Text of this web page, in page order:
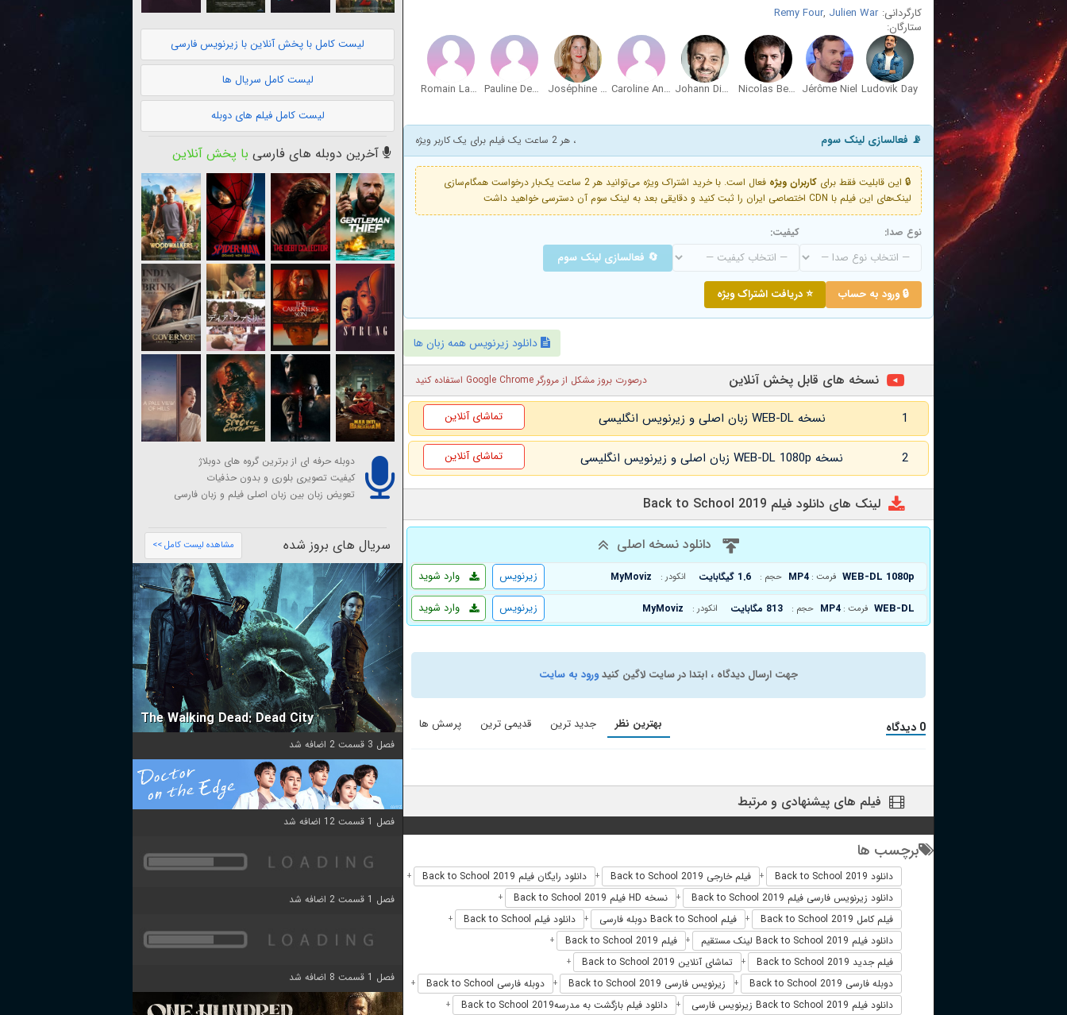
کارگردانی:
Remy Four, Julien War
ستارگان:
Ludovik Day
Jérôme Niel
Nicolas Berno
Johann Dionnet
Caroline Anglade
Joséphine Draï
Pauline Deshons
Romain Lancry
📡 فعالسازی لینک سوم ، هر 2 ساعت یک فیلم برای یک کاربر ویژه
🔒 این قابلیت فقط برای کاربران ویژه
فعال است. با خرید اشتراک ویژه می‌توانید هر 2 ساعت یک‌بار درخواست همگام‌سازی
لینک‌های این فیلم با CDN اختصاصی ایران را ثبت کنید و دقایقی بعد به لینک سوم آن دسترسی خواهید داشت
نوع صدا: کیفیت:
🔄 فعالسازی لینک سوم
🔒 ورود به حساب ⭐ دریافت اشتراک ویژه
دانلود زیرنویس همه زبان ها
نسخه های قابل پخش آنلاین درصورت بروز مشکل از مرورگر Google Chrome استفاده کنید
1 نسخه WEB-DL زبان اصلی و زیرنویس انگلیسی تماشای آنلاین
2 نسخه WEB-DL 1080p زبان اصلی و زیرنویس انگلیسی تماشای آنلاین
لینک های دانلود فیلم Back to School 2019
دانلود نسخه اصلی
WEB-DL 1080p فرمت : MP4 حجم : 1.6 گیگابایت انکودر : MyMoviz وارد شوید
زیرنویس
WEB-DL فرمت : MP4 حجم : 813 مگابایت انکودر : MyMoviz وارد شوید زیرنویس
جهت ارسال دیدگاه ، ابتدا در سایت لاگین کنیدورود به سایت
0 دیدگاه بهترین نظر جدید ترین قدیمی ترین پرسش ها
فیلم های پیشنهادی و مرتبط
برچسب ها
دانلود Back to School 2019 + فیلم خارجی Back to School 2019 + دانلود رایگان فیلم Back to School 2019 +
دانلود زیرنویس فارسی فیلم Back to School 2019 + نسخه HD فیلم Back to School 2019 +
فیلم کامل Back to School 2019 + فیلم Back to School دوبله فارسی + دانلود فیلم Back to School +
دانلود فیلم Back to School 2019 لینک مستقیم + فیلم Back to School 2019 +
فیلم جدید Back to School 2019 + تماشای آنلاین Back to School 2019 +
دوبله فارسی Back to School 2019 + زیرنویس فارسی Back to School 2019 + دوبله فارسی Back to School +
دانلود فیلم Back to School 2019 زیرنویس فارسی + دانلود فیلم بازگشت به مدرسهBack to School 2019 +
لیست کامل با پخش آنلاین با زیرنویس فارسی
لیست کامل سریال ها
لیست کامل فیلم های دوبله
آخرین دوبله های فارسی با پخش آنلاین
دوبله حرفه ای از برترین گروه های دوبلاژ
کیفیت تصویری بلوری و بدون حذفیات
تعویض زبان بین زبان اصلی فیلم و زبان فارسی
سریال های بروز شده مشاهده لیست کامل >>
The Walking Dead: Dead City
فصل 3 قسمت 2 اضافه شد
فصل 1 قسمت 12 اضافه شد
فصل 1 قسمت 2 اضافه شد
فصل 1 قسمت 8 اضافه شد